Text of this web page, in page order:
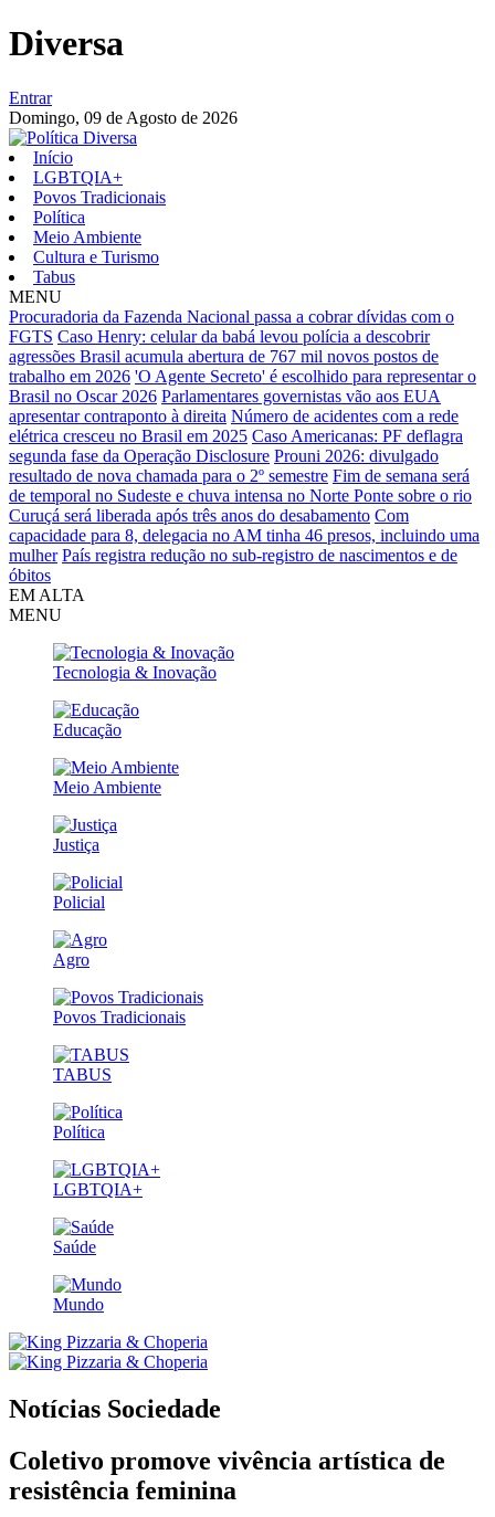
Diversa
Entrar
Domingo, 09 de Agosto de 2026
Início
LGBTQIA+
Povos Tradicionais
Política
Meio Ambiente
Cultura e Turismo
Tabus
MENU
Procuradoria da Fazenda Nacional passa a cobrar dívidas com o
FGTS Caso Henry: celular da babá levou polícia a descobrir
agressões Brasil acumula abertura de 767 mil novos postos de
trabalho em 2026 'O Agente Secreto' é escolhido para representar o
Brasil no Oscar 2026 Parlamentares governistas vão aos EUA
apresentar contraponto à direita Número de acidentes com a rede
elétrica cresceu no Brasil em 2025 Caso Americanas: PF deflagra
segunda fase da Operação Disclosure Prouni 2026: divulgado
resultado de nova chamada para o 2º semestre Fim de semana será
de temporal no Sudeste e chuva intensa no Norte Ponte sobre o rio
Curuçá será liberada após três anos do desabamento Com
capacidade para 8, delegacia no AM tinha 46 presos, incluindo uma
mulher País registra redução no sub-registro de nascimentos e de
óbitos
EM ALTA
MENU
Tecnologia & Inovação
Educação
Meio Ambiente
Justiça
Policial
Agro
Povos Tradicionais
TABUS
Política
LGBTQIA+
Saúde
Mundo
Notícias Sociedade
Coletivo promove vivência artística de
resistência feminina